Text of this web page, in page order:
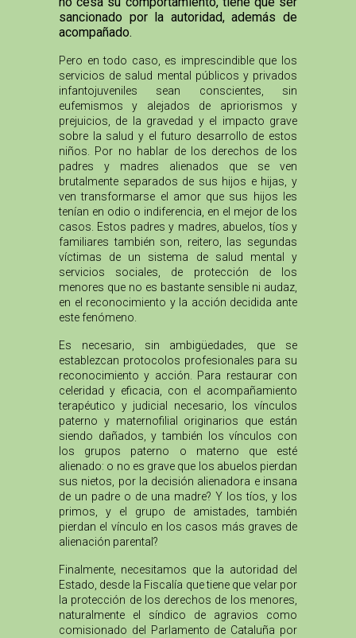
sancionado por la autoridad, además de
acompañado.
Pero en todo caso, es imprescindible que los
servicios de salud mental públicos y privados
infantojuveniles sean conscientes, sin
eufemismos y alejados de apriorismos y
prejuicios, de la gravedad y el impacto grave
sobre la salud y el futuro desarrollo de estos
niños. Por no hablar de los derechos de los
padres y madres alienados que se ven
brutalmente separados de sus hijos e hijas, y
ven transformarse el amor que sus hijos les
tenían en odio o indiferencia, en el mejor de los
casos. Estos padres y madres, abuelos, tíos y
familiares también son, reitero, las segundas
víctimas de un sistema de salud mental y
servicios sociales, de protección de los
menores que no es bastante sensible ni audaz,
en el reconocimiento y la acción decidida ante
este fenómeno.
Es necesario, sin ambigüedades, que se
establezcan protocolos profesionales para su
reconocimiento y acción. Para restaurar con
celeridad y eficacia, con el acompañamiento
terapéutico y judicial necesario, los vínculos
paterno y maternofilial originarios que están
siendo dañados, y también los vínculos con
los grupos paterno o materno que esté
alienado: o no es grave que los abuelos pierdan
sus nietos, por la decisión alienadora e insana
de un padre o de una madre? Y los tíos, y los
primos, y el grupo de amistades, también
pierdan el vínculo en los casos más graves de
alienación parental?
Finalmente, necesitamos que la autoridad del
Estado, desde la Fiscalía que tiene que velar por
la protección de los derechos de los menores,
naturalmente el síndico de agravios como
comisionado del Parlamento de Cataluña por